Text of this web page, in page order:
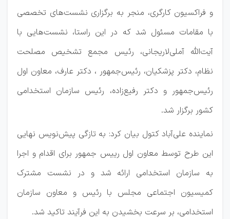
و فراکسیون کارگری، منجر به برگزاری نشست‌های تخصصی
با مقامات مسئول شد که در این راستا، نشست‌هایی با
آیت‌الله آملی‌لاریجانی، رئیس مجمع تشخیص مصلحت
نظام، دکتر پزشکیان، رئیس‌جمهور ، دکتر عارف، معاون اول
رئیس‌جمهور و دکتر رفیع‌زاده، رئیس سازمان استخدامی
کشور برگزار شد.
نماینده علی‌آباد کتول بیان کرد: به تازگی پیش‌نویس نهایی
این طرح توسط معاون اول رییس جمهور برای اقدام و اجرا
به سازمان استخدامی ارائه شد و در نشست مشترک
کمیسیون اجتماعی مجلس با رئیس و معاون سازمان
استخدامی، بر سرعت بخشیدن به این فرآیند تاکید شد.